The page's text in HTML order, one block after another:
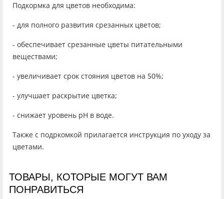
Подкормка для цветов необходима:
- для полного развития срезанных цветов;
- обеспечивает срезанные цветы питательными
веществами;
- увеличивает срок стояния цветов на 50%;
- улучшает раскрытие цветка;
- снижает уровень рН в воде.
Также с подркомкой прилагается инструкция по уходу за
цветами.
ТОВАРЫ, КОТОРЫЕ МОГУТ ВАМ
ПОНРАВИТЬСЯ